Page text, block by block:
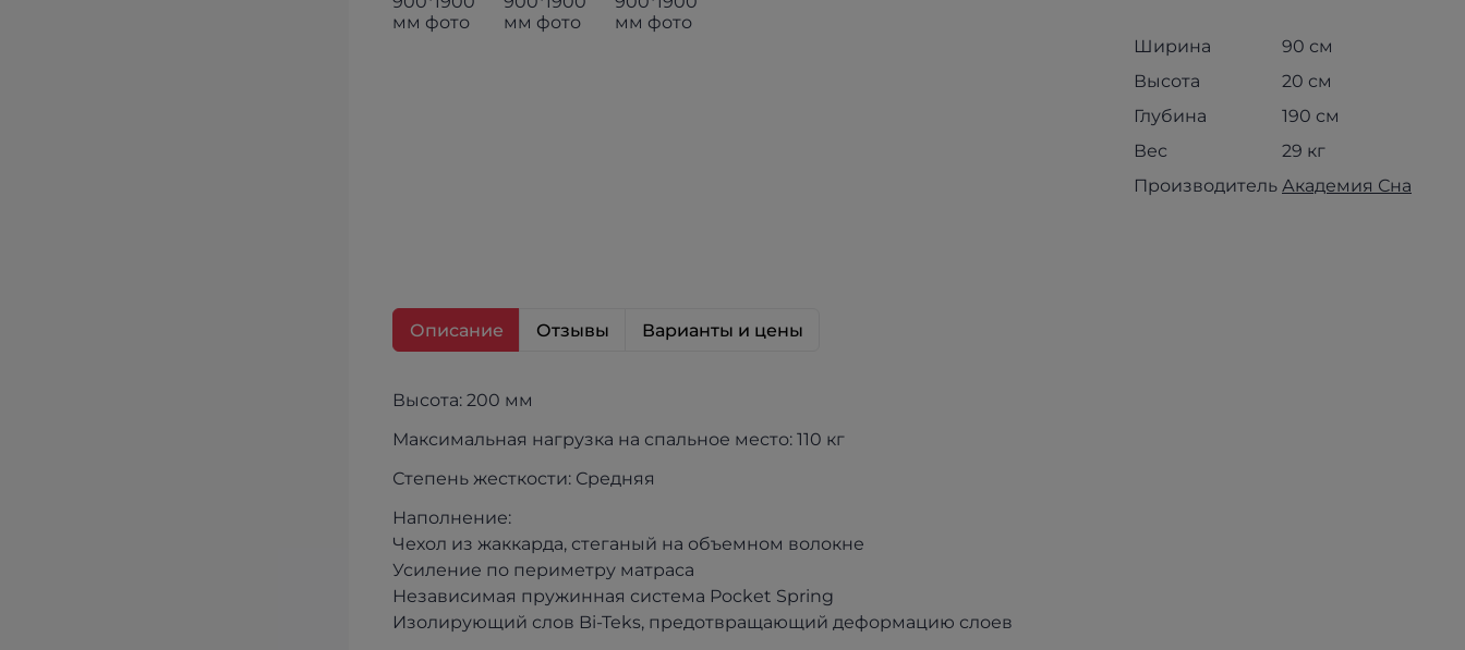
Ширина
90 см
Высота
20 см
Глубина
190 см
Вес
29 кг
Производитель Академия Сна
Описание Отзывы Варианты и цены
Высота: 200 мм
Максимальная нагрузка на спальное место: 110 кг
Степень жесткости: Средняя
Наполнение:
Чехол из жаккарда, стеганый на объемном волокне
Усиление по периметру матраса
Независимая пружинная система Pocket Spring
Изолирующий слов Bi-Teks, предотвращающий деформацию слоев